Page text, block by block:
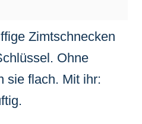
Zimtschnecken
Ohne
sie flach. Mit ihr: